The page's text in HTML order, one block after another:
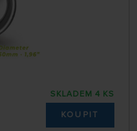
SKLADEM 4 KS
KOUPIT